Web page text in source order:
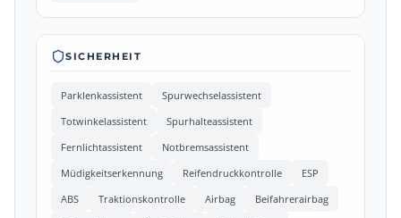
SICHERHEIT
Parklenkassistent
Spurwechselassistent
Totwinkelassistent
Spurhalteassistent
Fernlichtassistent
Notbremsassistent
Müdigkeitserkennung
Reifendruckkontrolle
ESP
ABS
Traktionskontrolle Airbag
Beifahrerairbag